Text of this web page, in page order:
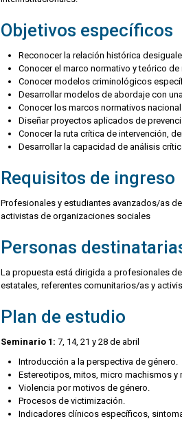
Objetivos específicos
Reconocer la relación histórica
Conocer el marco normativo y teórico
Conocer modelos criminológicos
Desarrollar modelos de abordaje con
Conocer los marcos normativos
Diseñar proyectos aplicados de
Conocer la ruta crítica de intervención,
Desarrollar la capacidad de análisis
Requisitos de ingreso
Profesionales y estudiantes avanzados/as
activistas de organizaciones sociales
Personas
La propuesta está dirigida a profesionales
estatales, referentes comunitarios/as y
Plan de estudio
Seminario 1: 7, 14, 21 y 28 de abril
Introducción a la perspectiva de género.
Estereotipos, mitos, micro machismos y
Violencia por motivos de género.
Procesos de victimización.
Indicadores clínicos específicos,